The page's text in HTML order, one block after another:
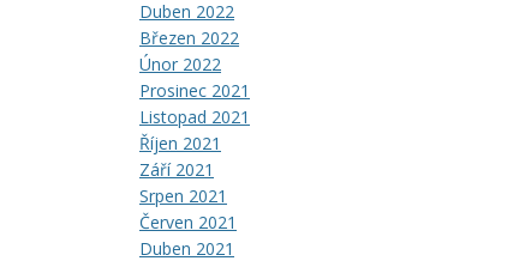
Duben 2022
Březen 2022
Únor 2022
Prosinec 2021
Listopad 2021
Říjen 2021
Září 2021
Srpen 2021
Červen 2021
Duben 2021